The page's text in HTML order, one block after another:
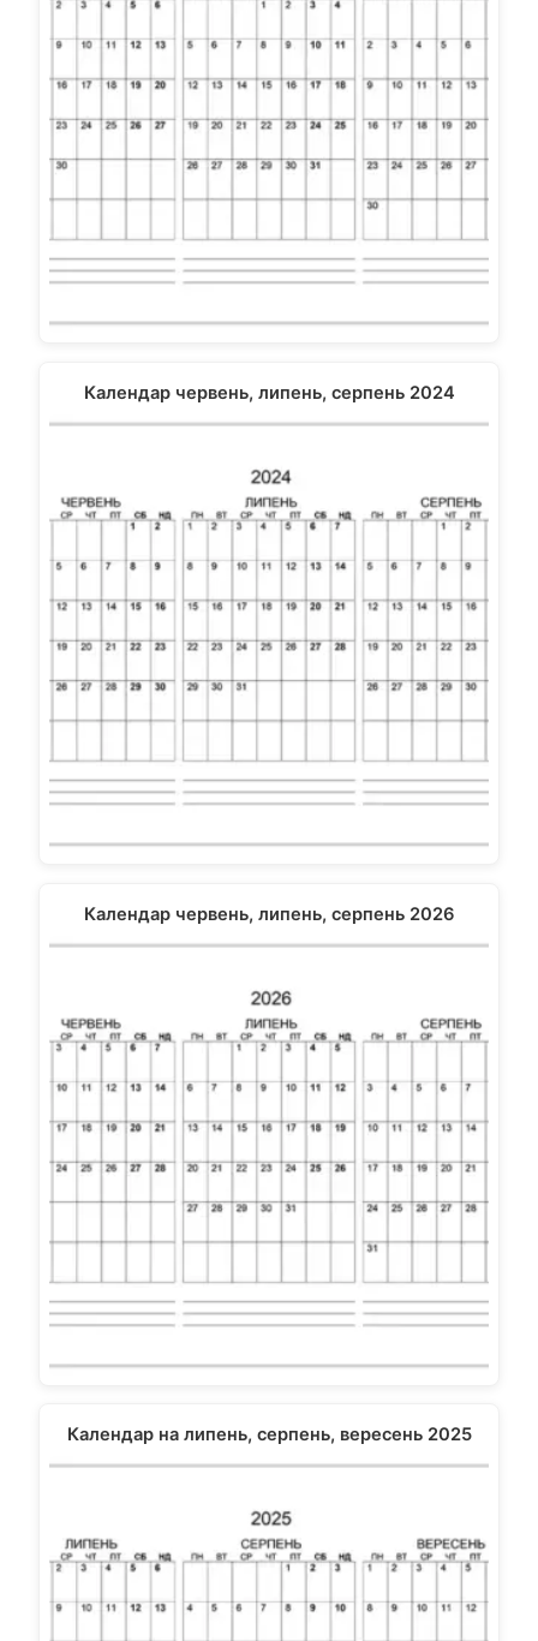
Календар червень, липень, серпень 2024
Календар червень, липень, серпень 2026
Календар на липень, серпень, вересень 2025